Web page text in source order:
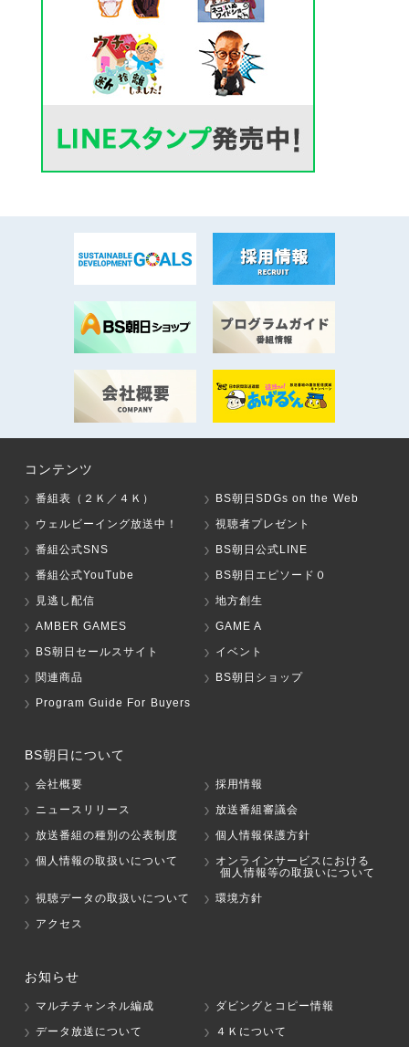
コンテンツ
番組表（２Ｋ／４Ｋ）
BS朝日SDGs on the Web
ウェルビーイング放送中！
視聴者プレゼント
番組公式SNS
BS朝日公式LINE
番組公式YouTube
BS朝日エピソード０
見逃し配信
地方創生
AMBER GAMES
GAME A
BS朝日セールスサイト
イベント
関連商品
BS朝日ショップ
Program Guide For Buyers
BS朝日について
会社概要
採用情報
ニュースリリース
放送番組審議会
放送番組の種別の公表制度
個人情報保護方針
個人情報の取扱いについて
オンラインサービスにおける
個人情報等の取扱いについて
視聴データの取扱いについて
環境方針
アクセス
お知らせ
マルチチャンネル編成
ダビングとコピー情報
データ放送について
４Ｋについて